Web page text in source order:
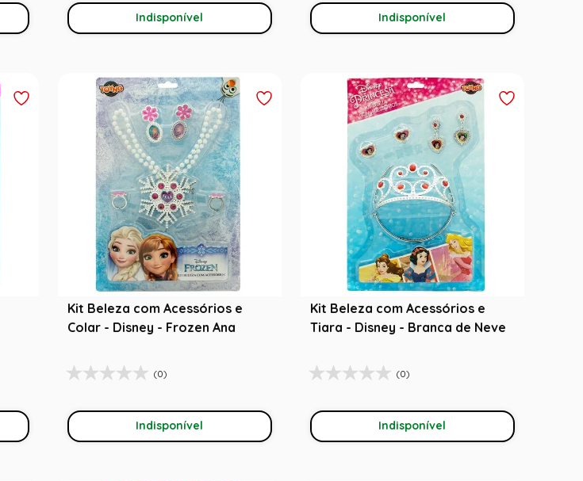
Indisponível Indisponível
Kit Beleza com Acessórios e
Colar - Disney - Frozen Ana
(0)
Indisponível
Kit Beleza com Acessórios e
Tiara - Disney - Branca de Neve
(0)
Indisponível